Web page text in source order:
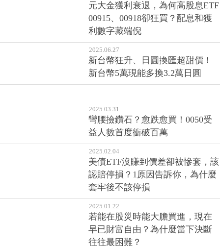
元大金獲利衰退，為何高股息ETF
00915、00918卻狂買？配息和獲
利數字藏端倪
2025.06.27
新台幣狂升、日圓換匯超甜價！
新台幣5萬現能多換3.2萬日圓
2025.03.31
彎腰撿鑽石？愈跌愈買！0050受
益人數首度衝破百萬
2025.02.04
美債ETF沒賺到價差卻被慘套，該
認賠停損？1原因告訴你，為什麼
套牢後不該停損
2025.01.22
若能在股災時能大膽買進，現在
早已財富自由？為什麼當下決斷
往往最困難？